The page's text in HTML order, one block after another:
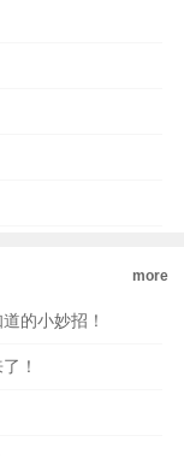
more
的小妙招！
！